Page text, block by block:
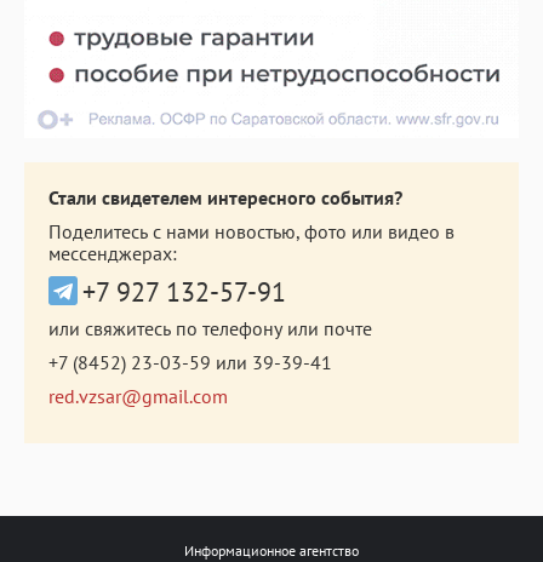
Стали свидетелем интересного события?
Поделитесь с нами новостью, фото или видео в
мессенджерах:
+7 927 132-57-91
или свяжитесь по телефону или почте
+7 (8452) 23-03-59 или 39-39-41
red.vzsar@gmail.com
Информационное агентство